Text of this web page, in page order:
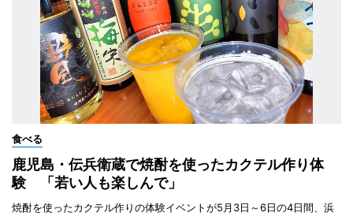
食べる
鹿児島・伝兵衛蔵で焼酎を使ったカクテル作り体
験 「若い人も楽しんで」
焼酎を使ったカクテル作りの体験イベントが5月3日～6日の4日間、浜